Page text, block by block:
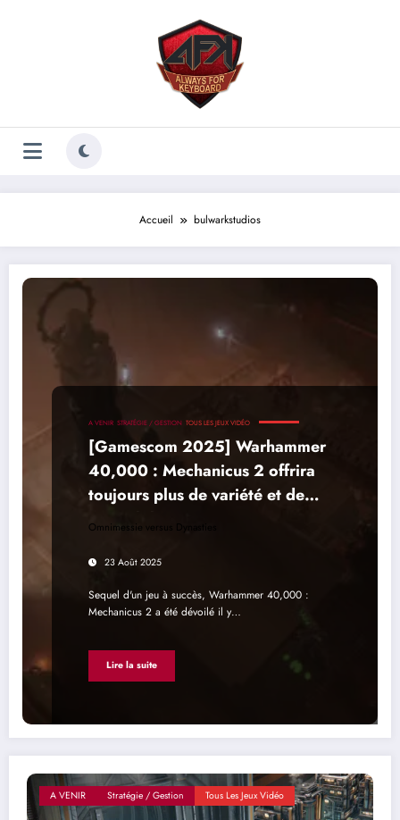
Accueil bulwarkstudios
A VENIR STRATÉGIE / GESTION TOUS LES JEUX VIDÉO
[Gamescom 2025] Warhammer
40,000 : Mechanicus 2 offrira
toujours plus de variété et de
rejouabilité
Omnimessie versus Dynasties
23 Août 2025
Sequel d'un jeu à succès, Warhammer 40,000 :
Mechanicus 2 a été dévoilé il y…
Lire la suite
A VENIR Stratégie / Gestion Tous Les Jeux Vidéo